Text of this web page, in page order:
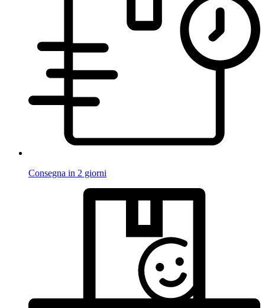
Consegna in 2 giorni